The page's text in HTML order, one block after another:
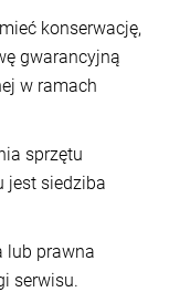
konserwację,
gwarancyjną
w ramach
sprzętu
jest siedziba
lub prawna
serwisu.